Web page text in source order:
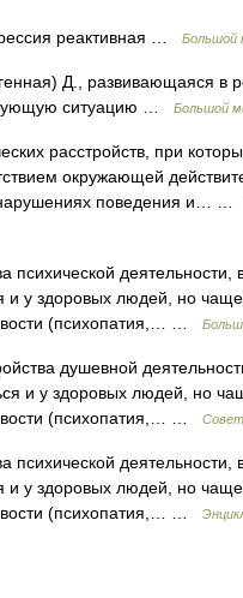
реактивная … Большой
Д., развивающаяся в
ситуацию …
Большой
расстройств, при
окружающей
нарушениях поведения и… …
психической
у здоровых людей, но
(психопатия,… …
душевной
и у здоровых людей, но
(психопатия,… …
психической
у здоровых людей, но
(психопатия,… …